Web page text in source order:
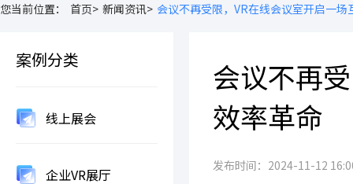
您当前位置： 首页> 新闻资讯> 会议不再受限，VR在线会议室开启一场
案例分类
线上展会
企业VR展厅
会议不再
效率革命
发布时间：2024-11-12